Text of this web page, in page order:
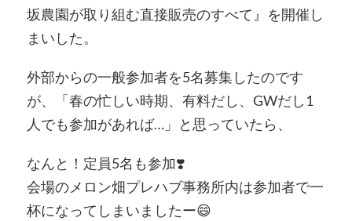
坂農園が取り組む直接販売のすべて』を開催し
まいした。
外部からの一般参加者を5名募集したのです
が、「春の忙しい時期、有料だし、GWだし1
人でも参加があれば…」と思っていたら、
なんと！定員5名も参加❣️
会場のメロン畑プレハブ事務所内は参加者で一
杯になってしまいましたー😄